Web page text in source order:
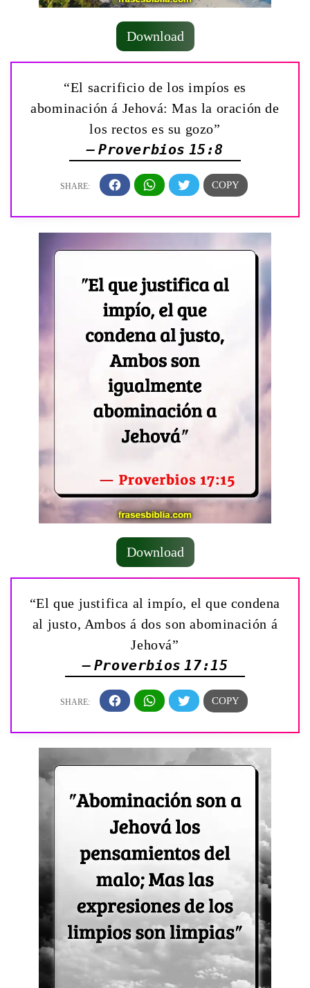
Download
“El sacrificio de los impíos es
abominación á Jehová: Mas la oración de
los rectos es su gozo”
— Proverbios 15:8
Download
“El que justifica al impío, el que condena
al justo, Ambos á dos son abominación á
Jehová”
— Proverbios 17:15